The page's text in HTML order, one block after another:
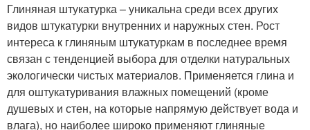
Глиняная штукатурка – уникальна среди всех других
видов штукатурки внутренних и наружных стен. Рост
интереса к глиняным штукатуркам в последнее время
связан с тенденцией выбора для отделки натуральных
экологически чистых материалов. Применяется глина и
для оштукатуривания влажных помещений (кроме
душевых и стен, на которые напрямую действует вода и
влага), но наиболее широко применяют глиняные